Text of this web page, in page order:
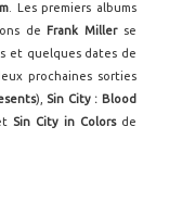
. Les premiers albums
de Frank Millerse
et quelques dates de
prochaines sorties
), Sin City : Blood
Sin City in Colorsde